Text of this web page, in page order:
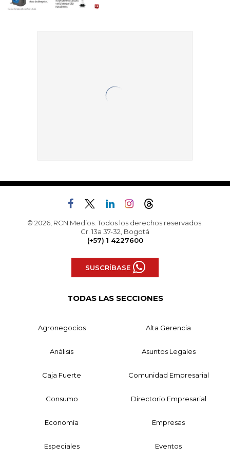
© 2026, RCN Medios. Todos los derechos reservados.
Cr. 13a 37-32, Bogotá
(+57) 1 4227600
SUSCRÍBASE
TODAS LAS SECCIONES
Agronegocios Alta Gerencia
Análisis Asuntos Legales
Caja Fuerte Comunidad Empresarial
Consumo Directorio Empresarial
Economía Empresas
Especiales Eventos